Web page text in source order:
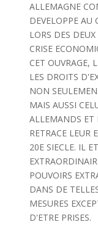
ALLEMAGNE
DEVELOPPE AU
LORS DES
CRISE
CET OUVRAGE,
LES DROITS
NON
MAIS AUSSI
ALLEMANDS ET
RETRACE LEUR
20E SIECLE. IL
POUVOIRS
DANS DE
MESURES
D'ETRE PRISES.